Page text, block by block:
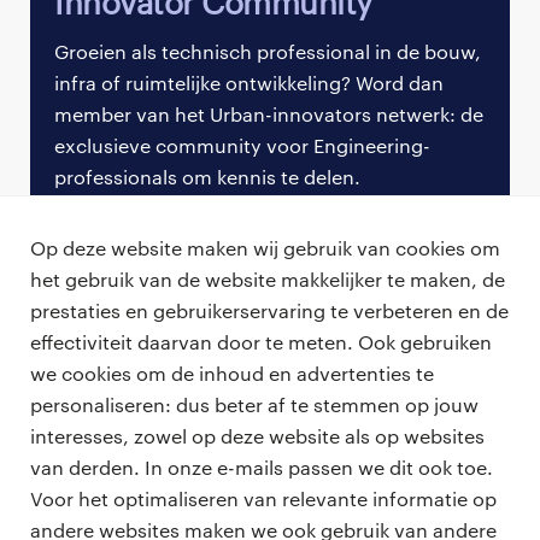
Op deze website maken wij gebruik van cookies om
het gebruik van de website makkelijker te maken, de
prestaties en gebruikerservaring te verbeteren en de
effectiviteit daarvan door te meten. Ook gebruiken
we cookies om de inhoud en advertenties te
personaliseren: dus beter af te stemmen op jouw
interesses, zowel op deze website als op websites
van derden. In onze e-mails passen we dit ook toe.
Voor het optimaliseren van relevante informatie op
andere websites maken we ook gebruik van andere
bijvoorbeeld. “Ze mogen veel meer naar buiten
treden en dat podium pakken. Daarin zijn ze nu nog
veel te bescheiden. Nu ziet Jan op de hoek vooral de
bouwput en niet het volledige plan dat leidt tot
verbetering van zijn omgeving.”
Uit gesprekken met professionals blijkt volgens
Wouter dat zij worstelen met de eilandjes binnen
bedrijven. Om hier goed mee om te gaan moet er
gewerkt worden aan de soft skills. Tijdens studie of
aandacht aan besteed. Wouter: “Met een
ontwikkelingsplan stippel je uit waar je naartoe wilt
en futureproof blijft, zowel inhoudelijk als in de
omgang met mensen.”
Groeien als technisch professional in de bouw,
infra of ruimtelijke ontwikkeling? Word dan
member van het Urban-innovators netwerk: de
exclusieve community voor Engineering-
professionals om kennis te delen.
Meld je nu aan
professionals
vacatures
zzp-opdrachten
voor opdrachtgevers
vacature plaatsen